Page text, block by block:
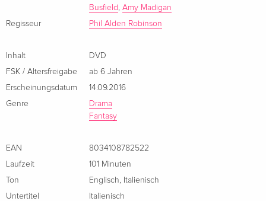
Englisch · US Version
Standard Edition
Französisch
Italienisch
Italienisch
Busfield , Amy Madigan
Regisseur
Phil Alden Robinson
Inhalt
DVD
FSK / Altersfreigabe
ab 6 Jahren
Erscheinungsdatum
14.09.2016
Genre
Drama
Fantasy
EAN
8034108782522
Laufzeit
101 Minuten
Ton
Englisch, Italienisch
Untertitel
Italienisch